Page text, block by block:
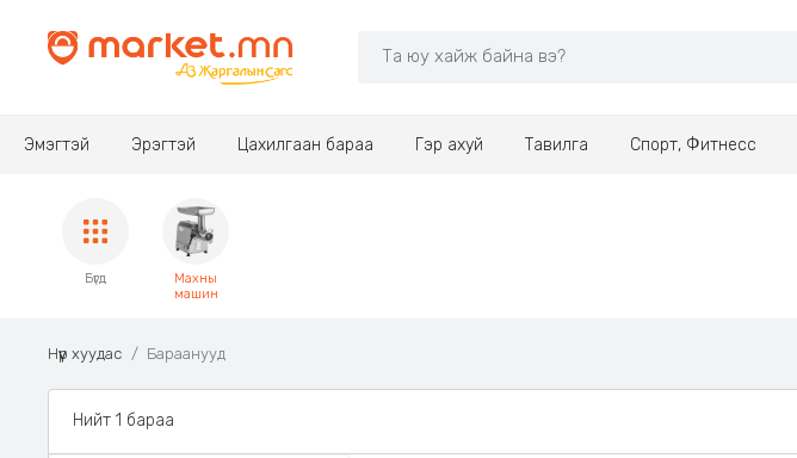
Эмэгтэй Эрэгтэй Цахилгаан бараа Гэр ахуй Тавилга Спорт, Фитнесс
Бүгд
Махны
машин
Нүүр хуудас Бараанууд
Нийт 1 бараа